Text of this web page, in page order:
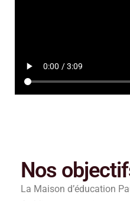
Nos
La Maison d’éducation